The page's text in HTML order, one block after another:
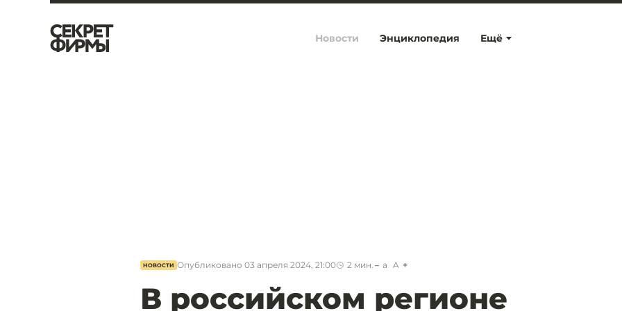
Ещё
Новости Энциклопедия
НОВОСТИ Опубликовано 03 апреля 2024, 21:00 2 мин. a A
В российском регионе